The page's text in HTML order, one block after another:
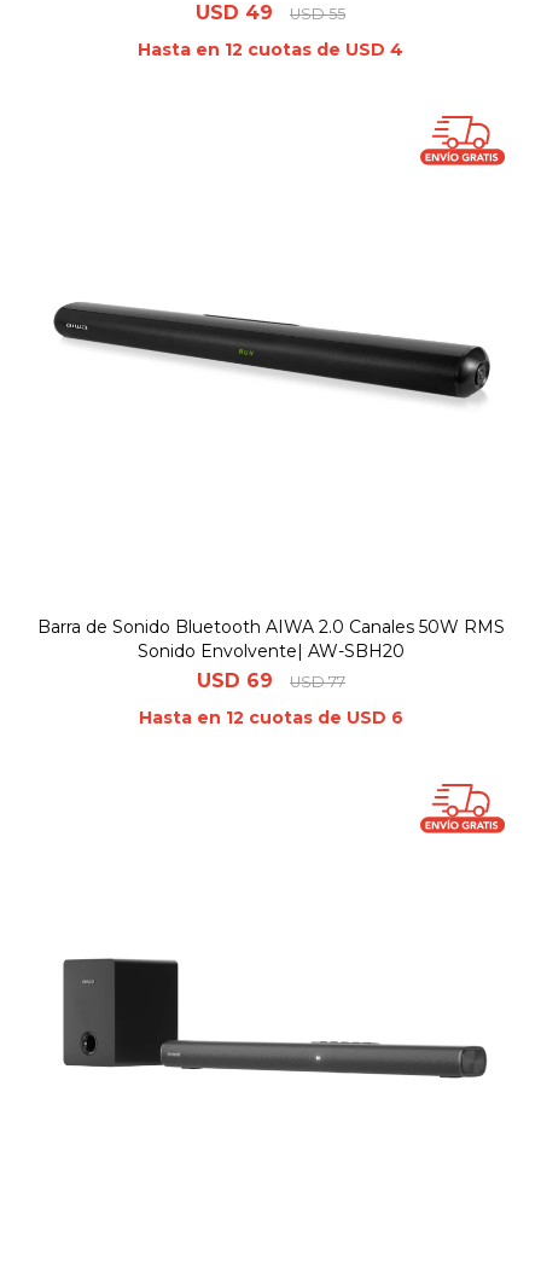
USD 49 USD 55
Hasta en 12 cuotas de USD 4
Barra de Sonido Bluetooth AIWA 2.0 Canales 50W RMS
Sonido Envolvente| AW-SBH20
USD 69 USD 77
Hasta en 12 cuotas de USD 6